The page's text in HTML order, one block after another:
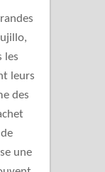
les
leurs
des
une